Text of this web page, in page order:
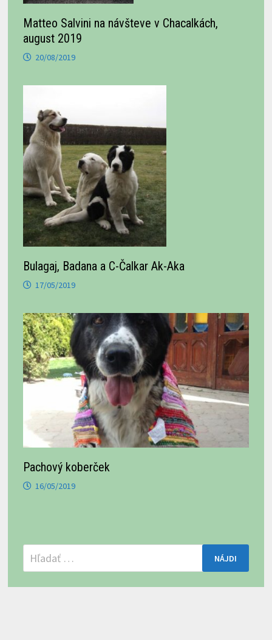
Matteo Salvini na návšteve v Chacalkách,
august 2019
20/08/2019
Bulagaj, Badana a C-Čalkar Ak-Aka
17/05/2019
Pachový koberček
16/05/2019
Hľadať: